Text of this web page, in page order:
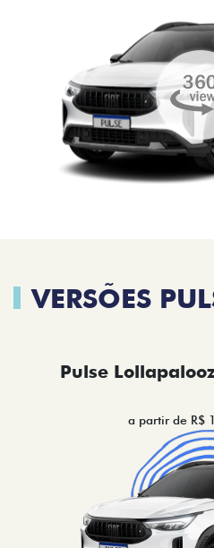
VERSÕES
Pulse
a partir de R$